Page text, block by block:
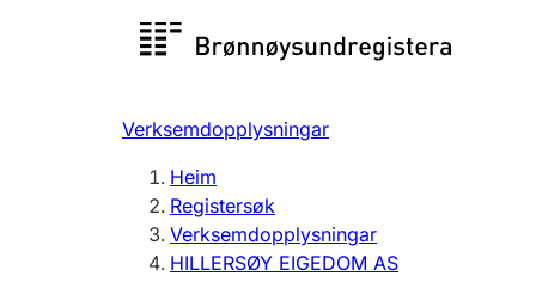
Registersøk
Registrere, endre, slette
Verksemdopplysningar
Heim
Registersøk
Verksemdopplysningar
HILLERSØY EIGEDOM AS